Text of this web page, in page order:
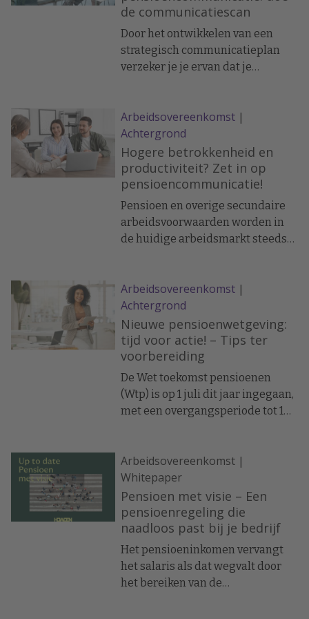
de communicatiescan
Door het ontwikkelen van een
strategisch communicatieplan
verzeker je je ervan dat je
volledig begrijpen.
Pensioencommunicatie is daarbij
een investering die zich op vele
manieren terugbetaalt. Afgezien
van de voordelen die het oplevert
heb je als werkgever ook een
zorgplicht vanuit het
zorgvuldigheidsbeginsel.
Arbeidsovereenkomst |
Achtergrond
Hogere betrokkenheid en
productiviteit? Zet in op
pensioencommunicatie!
Pensioen en overige secundaire
arbeidsvoorwaarden worden in
de huidige arbeidsmarkt steeds
waarde schatten? Dat kan door er
goed over te communiceren.
Arbeidsovereenkomst |
Achtergrond
Nieuwe pensioenwetgeving:
tijd voor actie! – Tips ter
voorbereiding
De Wet toekomst pensioenen
(Wtp) is op 1 juli dit jaar ingegaan,
met een overgangsperiode tot 1
een belangrijke stap zetten om
voor de nieuwe generaties
werknemers een aantrekkelijke
werkgever te blijven en te
worden. Hierbij dus tip om je als
werkgever goed voor te bereiden
op het nieuwe pensioenstelsel.
Arbeidsovereenkomst |
Whitepaper
Pensioen met visie – Een
pensioenregeling die
naadloos past bij je bedrijf
Het pensioeninkomen vervangt
het salaris als dat wegvalt door
het bereiken van de